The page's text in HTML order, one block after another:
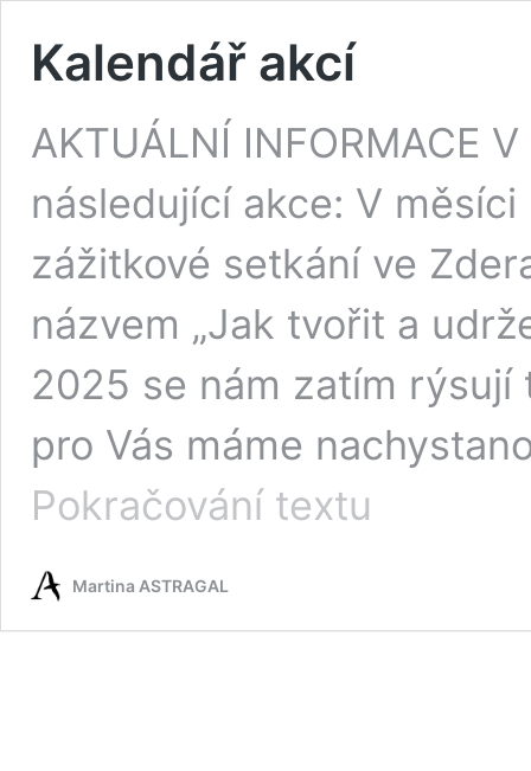
Kalendář akcí
AKTUÁLNÍ INFORMACE
následující akce: V
zážitkové setkání ve
názvem „Jak tvořit a
2025 se nám zatím
pro Vás máme
Pokračování textu
Martina ASTRAGAL